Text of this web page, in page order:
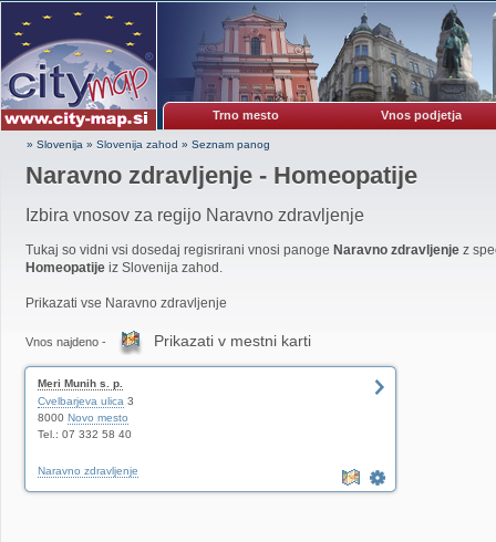
Trno mesto Vnos podjetja
» Slovenija » Slovenija zahod » Seznam panog
Naravno zdravljenje - Homeopatije
Izbira vnosov za regijo Naravno zdravljenje
Tukaj so vidni vsi dosedaj regisrirani vnosi panoge Naravno zdravljenje z
Homeopatije iz Slovenija zahod.
Prikazati vse Naravno zdravljenje
Vnos najdeno - Prikazati v mestni karti
Meri Munih s. p.
Cvelbarjeva ulica 3
8000 Novo mesto
Tel.: 07 332 58 40
Naravno zdravljenje